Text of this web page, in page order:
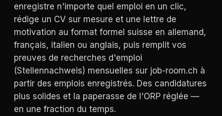
enregistre n'importe quel emploi en un clic,
rédige un CV sur mesure et une lettre de
motivation au format formel suisse en allemand,
français, italien ou anglais, puis remplit vos
preuves de recherches d'emploi
(Stellennachweis) mensuelles sur job-room.ch à
partir des emplois enregistrés. Des candidatures
plus solides et la paperasse de l'ORP réglée —
en une fraction du temps.